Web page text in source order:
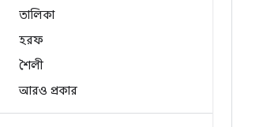
তালিকা
হরফ
শৈলী
আরও প্রকার